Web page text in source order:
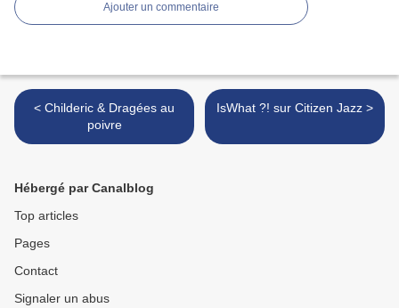
Ajouter un commentaire
< Childeric & Dragées au
poivre
IsWhat ?! sur Citizen Jazz >
Hébergé par Canalblog
Top articles
Pages
Contact
Signaler un abus